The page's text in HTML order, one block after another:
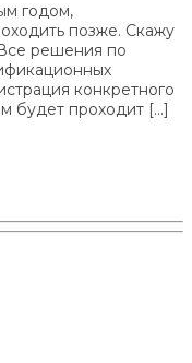
годом,
позже. Скажу
решения по
конкретного
будет проходит […]